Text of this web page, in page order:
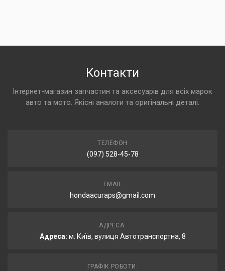
Контакти
Інтернет-магазин запчастин та аксесуарів для всіх марок
авто та мото. Якісні аналоги та оригінальні деталі.
ТЕЛЕФОН
(097) 528-45-78
EMAIL
hondaacuraps@gmail.com
АДРЕСА:
Адреса: м. Київ, вулиця Автотранспортна, 8
ГРАФІК РОБОТИ: